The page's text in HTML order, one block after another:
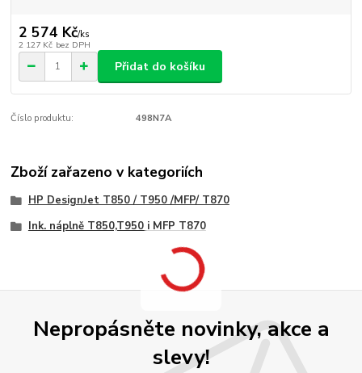
2 574 Kč/ks
2 127 Kč bez DPH
Přidat do košíku
Číslo produktu: 498N7A
Zboží zařazeno v kategoriích
HP DesignJet T850 / T950 /MFP/ T870
Ink. náplně T850,T950 i MFP T870
Nepropásněte novinky, akce a
slevy!